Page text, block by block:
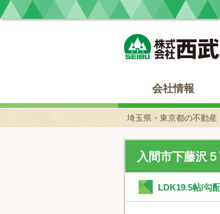
会社情報
埼玉県・東京都の不動産
入間市下藤沢
LDK19.5帖/勾